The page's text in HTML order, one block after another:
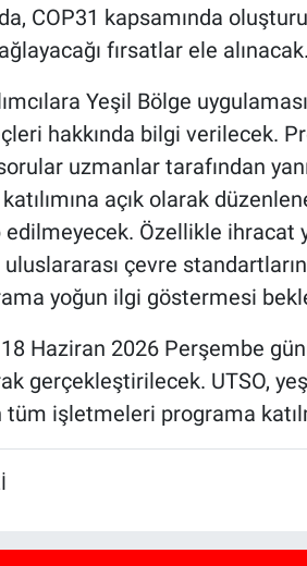
COP31 kapsamında
fırsatlar ele
Yeşil Bölge
hakkında bilgi verilecek.
uzmanlar tarafından
açık olarak
Özellikle ihracat
uluslararası çevre
yoğun ilgi göstermesi
Haziran 2026 Perşembe
gerçekleştirilecek. UTSO,
tüm işletmeleri programa